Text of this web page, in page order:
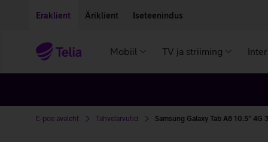
Eraklient Äriklient Iseteenindus
Mobiil TV ja striiming
E-poe avaleht Tahvelarvutid Samsung Galaxy Tab A8 10.5" 4G